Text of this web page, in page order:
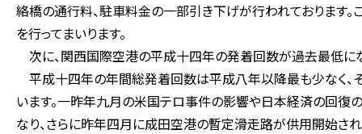
絡橋の通行料、駐車料金の一部引き下げが行われております
を行ってまいります。
次に、関西国際空港の平成十四年の発着回数が過去最低に
平成十四年の年間総発着回数は平成八年以降最も少なく、
います。一昨年九月の米国テロ事件の影響や日本経済の回復
なり、さらに昨年四月に成田空港の暫定滑走路が供用開始さ